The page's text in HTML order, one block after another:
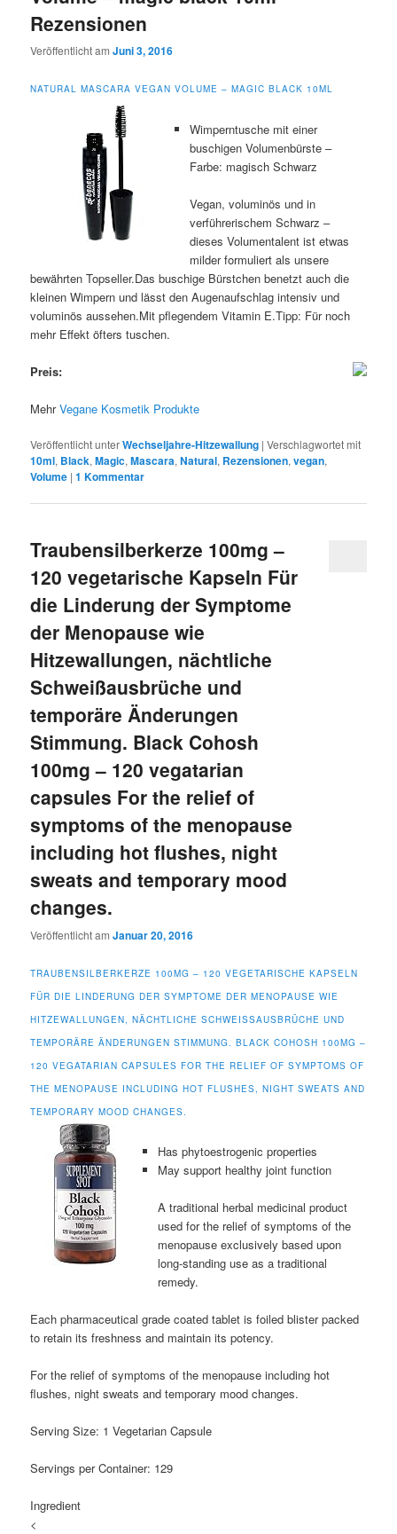
Rezensionen
Veröffentlicht amJuni 3, 2016
NATURAL MASCARA VEGAN VOLUME – MAGIC BLACK 10ML
Wimperntusche mit einer
buschigen Volumenbürste –
Farbe: magisch Schwarz
Vegan, voluminös und in
verführerischem Schwarz –
dieses Volumentalent ist etwas
milder formuliert als unsere
bewährten Topseller.Das buschige Bürstchen benetzt auch die
kleinen Wimpern und lässt den Augenaufschlag intensiv und
voluminös aussehen.Mit pflegendem Vitamin E.Tipp: Für noch
mehr Effekt öfters tuschen.
Preis:
MehrVegane Kosmetik Produkte
Veröffentlicht unterWechseljahre-Hitzewallung |Verschlagwortet mit
10ml, Black,Magic,Mascara,Natural, Rezensionen,vegan,
Volume |1 Kommentar
Traubensilberkerze 100mg –
120 vegetarische Kapseln Für
die Linderung der Symptome
der Menopause wie
Hitzewallungen, nächtliche
Schweißausbrüche und
temporäre Änderungen
Stimmung. Black Cohosh
100mg – 120 vegatarian
capsules For the relief of
symptoms of the menopause
including hot flushes, night
sweats and temporary mood
changes.
Veröffentlicht amJanuar 20, 2016
TRAUBENSILBERKERZE 100MG – 120 VEGETARISCHE KAPSELN
FÜR DIE LINDERUNG DER SYMPTOME DER MENOPAUSE WIE
HITZEWALLUNGEN, NÄCHTLICHE SCHWEISSAUSBRÜCHE UND T
EMPORÄRE ÄNDERUNGEN STIMMUNG. BLACK COHOSH 100MG – 1
20 VEGATARIAN CAPSULES FOR THE RELIEF OF SYMPTOMS OF T
HE MENOPAUSE INCLUDING HOT FLUSHES, NIGHT SWEATS AND T
EMPORARY MOOD CHANGES.
Has phytoestrogenic properties
May support healthy joint function
A traditional herbal medicinal product
used for the relief of symptoms of the
menopause exclusively based upon
long-standing use as a traditional
remedy.
Each pharmaceutical grade coated tablet is foiled blister packed
to retain its freshness and maintain its potency.
For the relief of symptoms of the menopause including hot
flushes, night sweats and temporary mood changes.
Serving Size: 1 Vegetarian Capsule
Servings per Container: 129
Ingredient
<